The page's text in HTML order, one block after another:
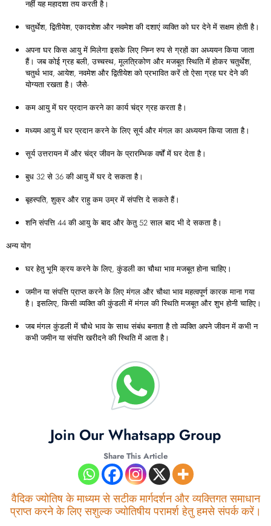
नहीं यह महादशा तय करती है।
चतुर्थेश, द्वितीयेश, एकादशेश और नवमेश की दशाएं व्यक्ति को घर देने में सक्षम होती है।
अपना घर किस आयु में मिलेगा इसके लिए निम्न रुप से ग्रहों का अध्ययन किया जाता
हैं। जब कोई ग्रह बली, उच्चस्थ, मूलत्रिकोण और मजबूत स्थिति में होकर चतुर्थेश,
चतुर्थ भाव, आयेश, नवमेश और द्वितीयेश को प्रभावित करें तो ऐसा ग्रह घर देने की
योग्यता रखता है। जैसे-
कम आयु में घर प्रदान करने का कार्य चंद्र ग्रह करता है।
मध्यम आयु में घर प्रदान करने के लिए सूर्य और मंगल का अध्ययन किया जाता है।
सूर्य उत्तरायन में और चंद्र जीवन के प्रारम्भिक वर्षों में घर देता है।
बुध 32 से 36 की आयु में घर दे सकता है।
बृहस्पति, शुक्र और राहु कम उम्र में संपत्ति दे सकते हैं।
शनि संपत्ति 44 की आयु के बाद और केतु 52 साल बाद भी दे सकता है।
अन्य योग
घर हेतु भूमि क्रय करने के लिए, कुंडली का चौथा भाव मजबूत होना चाहिए।
जमीन या संपत्ति प्राप्त करने के लिए मंगल और चौथा भाव महत्वपूर्ण कारक माना गया
है। इसलिए, किसी व्यक्ति की कुंडली में मंगल की स्थिति मजबूत और शुभ होनी चाहिए।
जब मंगल कुंडली में चौथे भाव के साथ संबंध बनाता है तो व्यक्ति अपने जीवन में कभी न
कभी जमीन या संपत्ति खरीदने की स्थिति में आता है।
Join Our Whatsapp Group
Share This Article
वैदिक ज्योतिष के माध्यम से सटीक मार्गदर्शन और व्यक्तिगत समाधान
प्राप्त करने के लिए सशुल्क ज्योतिषीय परामर्श हेतु हमसे संपर्क करें।